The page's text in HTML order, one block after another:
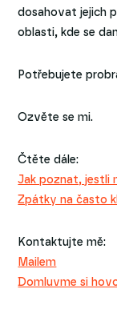
dosahovat jejich
oblasti, kde se
Potřebujete
Ozvěte se mi.
Čtěte dále:
Jak poznat, jestli
Zpátky na často
Kontaktujte mě:
Mailem
Domluvme si